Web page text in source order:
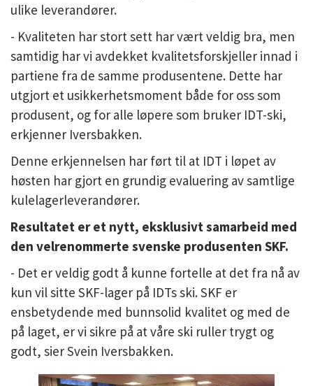
ulike leverandører.
- Kvaliteten har stort sett har vært veldig bra, men
samtidig har vi avdekket kvalitetsforskjeller innad i
partiene fra de samme produsentene. Dette har
utgjort et usikkerhetsmoment både for oss som
produsent, og for alle løpere som bruker IDT-ski,
erkjenner Iversbakken.
Denne erkjennelsen har ført til at IDT i løpet av
høsten har gjort en grundig evaluering av samtlige
kulelagerleverandører.
Resultatet er et nytt, eksklusivt samarbeid med
den velrenommerte svenske produsenten SKF.
- Det er veldig godt å kunne fortelle at det fra nå av
kun vil sitte SKF-lager på IDTs ski. SKF er
ensbetydende med bunnsolid kvalitet og med de
på laget, er vi sikre på at våre ski ruller trygt og
godt, sier Svein Iversbakken.